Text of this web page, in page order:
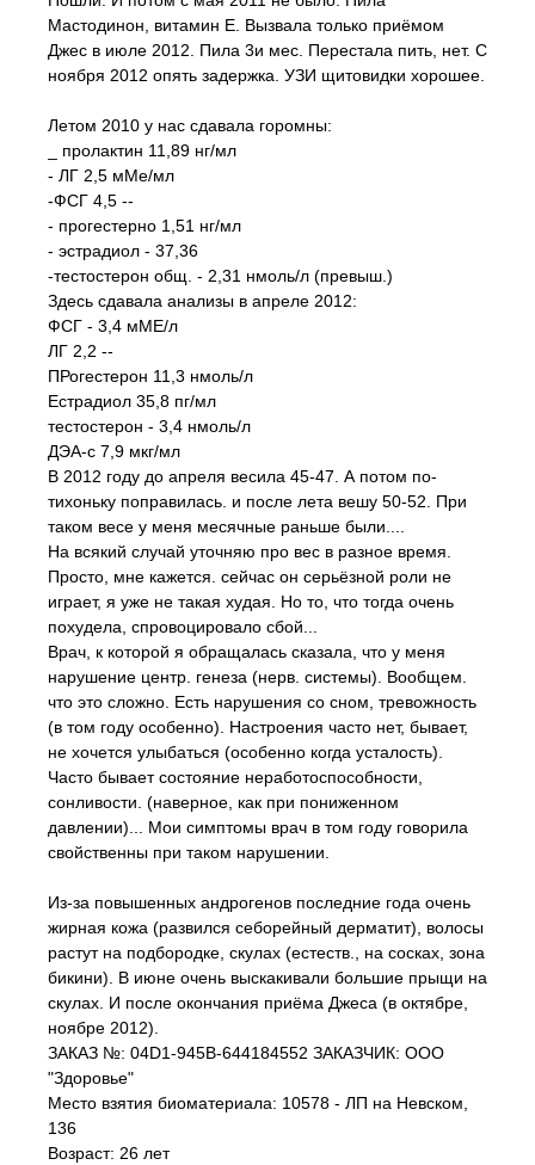
Мастодинон, витамин Е. Вызвала только приёмом
Джес в июле 2012. Пила 3и мес. Перестала пить, нет. С
ноября 2012 опять задержка. УЗИ щитовидки хорошее.
Летом 2010 у нас сдавала горомны:
_ пролактин 11,89 нг/мл
- ЛГ 2,5 мМе/мл
-ФСГ 4,5 --
- прогестерно 1,51 нг/мл
- эстрадиол - 37,36
-тестостерон общ. - 2,31 нмоль/л (превыш.)
Здесь сдавала анализы в апреле 2012:
ФСГ - 3,4 мМЕ/л
ЛГ 2,2 --
ПРогестерон 11,3 нмоль/л
Естрадиол 35,8 пг/мл
тестостерон - 3,4 нмоль/л
ДЭА-с 7,9 мкг/мл
В 2012 году до апреля весила 45-47. А потом по-
тихоньку поправилась. и после лета вешу 50-52. При
таком весе у меня месячные раньше были....
На всякий случай уточняю про вес в разное время.
Просто, мне кажется. сейчас он серьёзной роли не
играет, я уже не такая худая. Но то, что тогда очень
похудела, спровоцировало сбой...
Врач, к которой я обращалась сказала, что у меня
нарушение центр. генеза (нерв. системы). Вообщем.
что это сложно. Есть нарушения со сном, тревожность
(в том году особенно). Настроения часто нет, бывает,
не хочется улыбаться (особенно когда усталость).
Часто бывает состояние неработоспособности,
сонливости. (наверное, как при пониженном
давлении)... Мои симптомы врач в том году говорила
свойственны при таком нарушении.
Из-за повышенных андрогенов последние года очень
жирная кожа (развился себорейный дерматит), волосы
растут на подбородке, скулах (естеств., на сосках, зона
бикини). В июне очень выскакивали большие прыщи на
скулах. И после окончания приёма Джеса (в октябре,
ноябре 2012).
ЗАКАЗ №: 04D1-945B-644184552 ЗАКАЗЧИК: ООО
"Здоровье"
Место взятия биоматериала: 10578 - ЛП на Невском,
136
Возраст: 26 лет